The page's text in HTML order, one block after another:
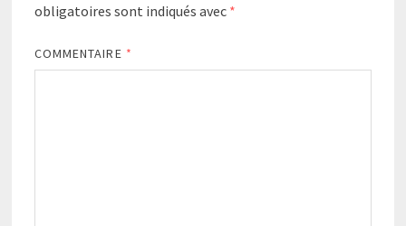
obligatoires sont indiqués avec *
COMMENTAIRE *